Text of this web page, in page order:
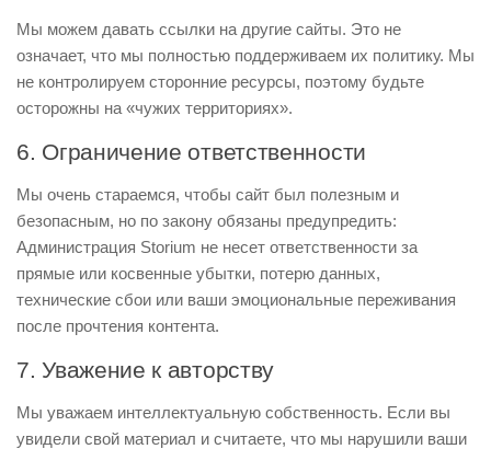
Мы можем давать ссылки на другие сайты. Это не
означает, что мы полностью поддерживаем их политику. Мы
не контролируем сторонние ресурсы, поэтому будьте
осторожны на «чужих территориях».
6. Ограничение ответственности
Мы очень стараемся, чтобы сайт был полезным и
безопасным, но по закону обязаны предупредить:
Администрация Storium не несет ответственности за
прямые или косвенные убытки, потерю данных,
технические сбои или ваши эмоциональные переживания
после прочтения контента.
7. Уважение к авторству
Мы уважаем интеллектуальную собственность. Если вы
увидели свой материал и считаете, что мы нарушили ваши